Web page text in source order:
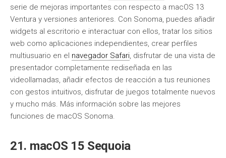
serie de mejoras importantes con respecto a macOS 13
Ventura y versiones anteriores. Con Sonoma, puedes añadir
widgets al escritorio e interactuar con ellos, tratar los sitios
web como aplicaciones independientes, crear perfiles
multiusuario en el navegador Safari, disfrutar de una vista de
presentador completamente rediseñada en las
videollamadas, añadir efectos de reacción a tus reuniones
con gestos intuitivos, disfrutar de juegos totalmente nuevos
y mucho más. Más información sobre las mejores
funciones de macOS Sonoma.
21. macOS 15 Sequoia